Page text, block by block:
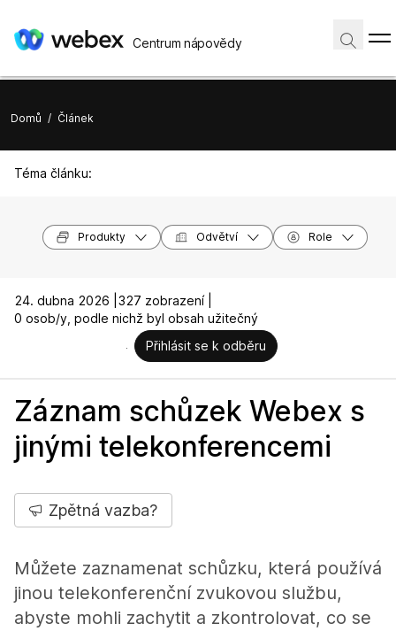
Centrum nápovědy
Domů / Článek
Téma článku:
Produkty Odvětví Role
24. dubna 2026 | 327 zobrazení |
0 osob/y, podle nichž byl obsah užitečný
Přihlásit se k odběru
Záznam schůzek Webex s
jinými telekonferencemi
Zpětná vazba?
Můžete zaznamenat schůzku, která používá
jinou telekonferenční zvukovou službu,
abyste mohli zachytit a zkontrolovat, co se